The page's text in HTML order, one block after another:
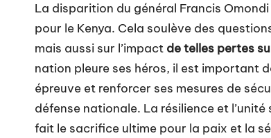
La disparition du général Francis
pour le Kenya. Cela soulève des
mais aussi sur l’impact de telles pertes
nation pleure ses héros, il est important
épreuve et renforcer ses mesures de
défense nationale. La résilience et
fait le sacrifice ultime pour la paix et la